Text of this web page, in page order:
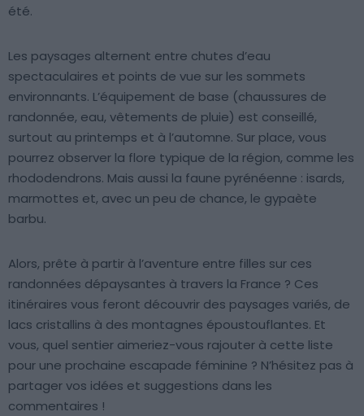
été.
Les paysages alternent entre chutes d’eau
spectaculaires et points de vue sur les sommets
environnants. L’équipement de base (chaussures de
randonnée, eau, vêtements de pluie) est conseillé,
surtout au printemps et à l’automne. Sur place, vous
pourrez observer la flore typique de la région, comme les
rhododendrons. Mais aussi la faune pyrénéenne : isards,
marmottes et, avec un peu de chance, le gypaète
barbu.
Alors, prête à partir à l’aventure entre filles sur ces
randonnées dépaysantes à travers la France ? Ces
itinéraires vous feront découvrir des paysages variés, de
lacs cristallins à des montagnes époustouflantes. Et
vous, quel sentier aimeriez-vous rajouter à cette liste
pour une prochaine escapade féminine ? N’hésitez pas à
partager vos idées et suggestions dans les
commentaires !